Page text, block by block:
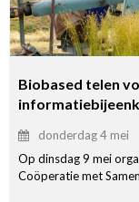
Biobased telen
donderdag 4 mei
Op dinsdag 9 mei
Coöperatie met